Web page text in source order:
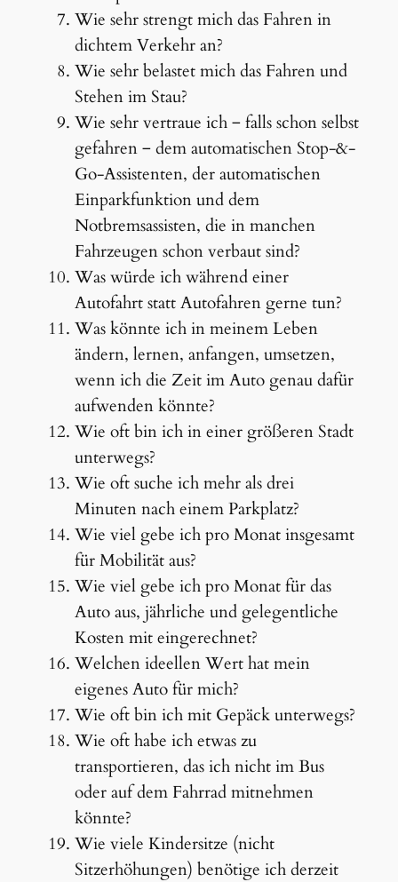
Wie sehr strengt mich das Fahren in
dichtem Verkehr an?
Wie sehr belastet mich das Fahren und
Stehen im Stau?
Wie sehr vertraue ich ‒ falls schon selbst
gefahren ‒ dem automatischen Stop-&-
Go-Assistenten, der automatischen
Einparkfunktion und dem
Notbremsassisten, die in manchen
Fahrzeugen schon verbaut sind?
Was würde ich während einer
Autofahrt statt Autofahren gerne tun?
Was könnte ich in meinem Leben
ändern, lernen, anfangen, umsetzen,
wenn ich die Zeit im Auto genau dafür
aufwenden könnte?
Wie oft bin ich in einer größeren Stadt
unterwegs?
Wie oft suche ich mehr als drei
Minuten nach einem Parkplatz?
Wie viel gebe ich pro Monat insgesamt
für Mobilität aus?
Wie viel gebe ich pro Monat für das
Auto aus, jährliche und gelegentliche
Kosten mit eingerechnet?
Welchen ideellen Wert hat mein
eigenes Auto für mich?
Wie oft bin ich mit Gepäck unterwegs?
Wie oft habe ich etwas zu
transportieren, das ich nicht im Bus
oder auf dem Fahrrad mitnehmen
könnte?
Wie viele Kindersitze (nicht
Sitzerhöhungen) benötige ich derzeit